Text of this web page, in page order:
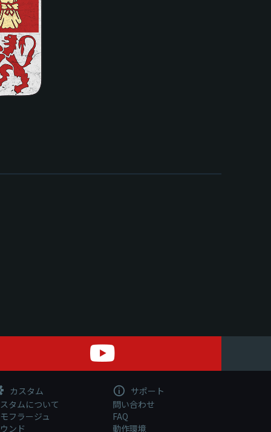
カスタム
タムについて
フラージュ
ンド
サポート
問い合わせ
FAQ
動作環境